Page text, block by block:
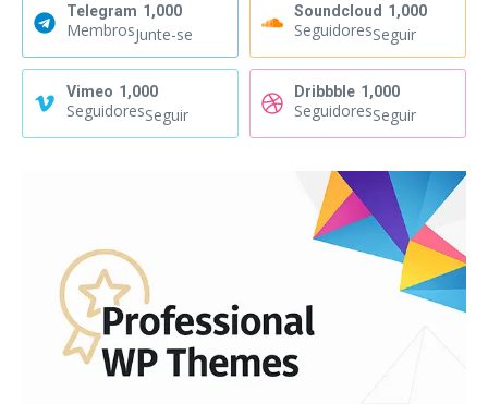
Telegram 1,000
MembrosJunte-se
Soundcloud 1,000
SeguidoresSeguir
Vimeo 1,000
SeguidoresSeguir
Dribbble 1,000
SeguidoresSeguir